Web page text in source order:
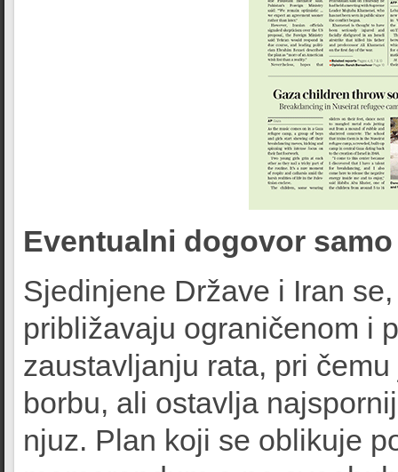
Eventualni dogovor
Sjedinjene Države i Iran
približavaju ograničenom i
zaustavljanju rata, pri
borbu, ali ostavlja
njuz. Plan koji se oblikuje